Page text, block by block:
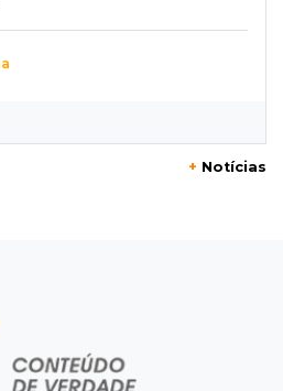
do dia no trânsito da
adolescente ir à casa de
na internet
+ Notícias